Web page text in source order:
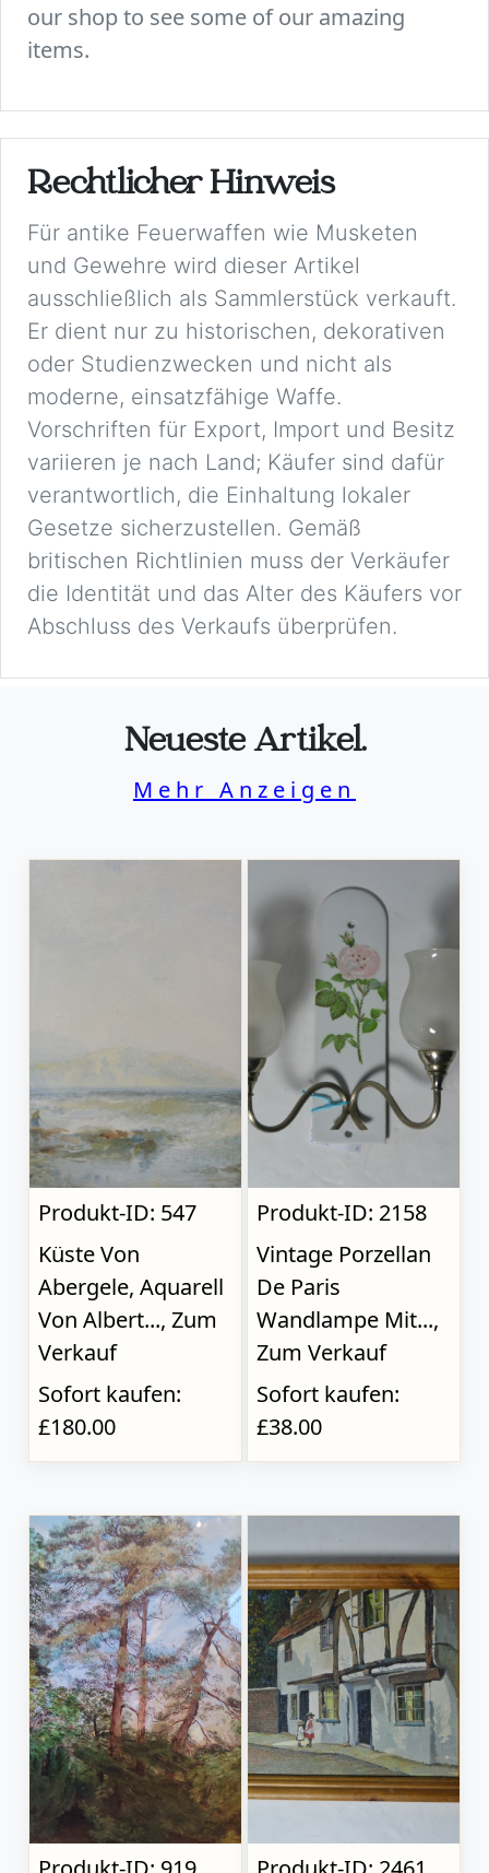
our shop to see some of our amazing
items.
Rechtlicher Hinweis
Für antike Feuerwaffen wie Musketen
und Gewehre wird dieser Artikel
ausschließlich als Sammlerstück verkauft.
Er dient nur zu historischen, dekorativen
oder Studienzwecken und nicht als
moderne, einsatzfähige Waffe.
Vorschriften für Export, Import und Besitz
variieren je nach Land; Käufer sind dafür
verantwortlich, die Einhaltung lokaler
Gesetze sicherzustellen. Gemäß
britischen Richtlinien muss der Verkäufer
die Identität und das Alter des Käufers vor
Abschluss des Verkaufs überprüfen.
Neueste Artikel.
Mehr Anzeigen
Produkt-ID: 547
Küste Von
Abergele, Aquarell
Von Albert..., Zum
Verkauf
Sofort kaufen:
£180.00
Produkt-ID: 2158
Vintage Porzellan
De Paris
Wandlampe Mit...,
Zum Verkauf
Sofort kaufen:
£38.00